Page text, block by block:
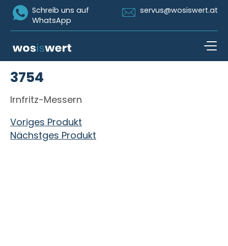
Icon Whatsapp
Schreib uns auf
WhatsApp
Icon Email
servus@wosiswert.at
3754
Irnfritz-Messern
Beitragsnavigation
Voriges Produkt
Nächstges Produkt